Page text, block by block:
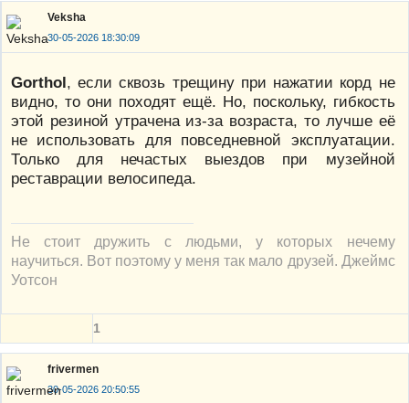
Veksha
30-05-2026 18:30:09
Gorthol, если сквозь трещину при нажатии корд не
видно, то они походят ещё. Но, поскольку, гибкость
этой резиной утрачена из-за возраста, то лучше её
не использовать для повседневной эксплуатации.
Только для нечастых выездов при музейной
реставрации велосипеда.
Не стоит дружить с людьми, у которых нечему
научиться. Вот поэтому у меня так мало друзей. Джеймс
Уотсон
1
frivermen
30-05-2026 20:50:55